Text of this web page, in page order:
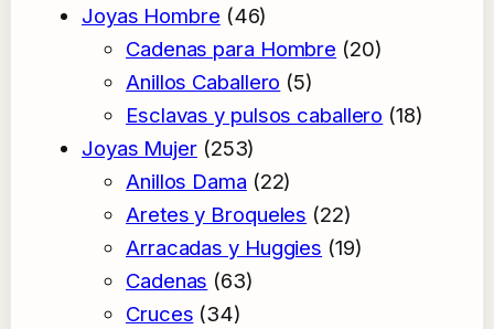
Joyas Hombre 4646
productos
Cadenas para Hombre 2020
Anillos Caballero 55
productos
Esclavas y pulsos caballero 1818
Joyas Mujer 253253
productos
Anillos Dama 2222
productos
Aretes y Broqueles 2222
productos
Arracadas y Huggies 1919
Cadenas 6363
Cruces 3434